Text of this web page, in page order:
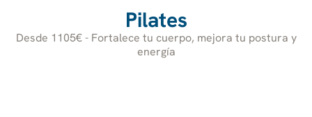
Pilates
Desde 1105€ - Fortalece tu cuerpo, mejora tu postura y
energía